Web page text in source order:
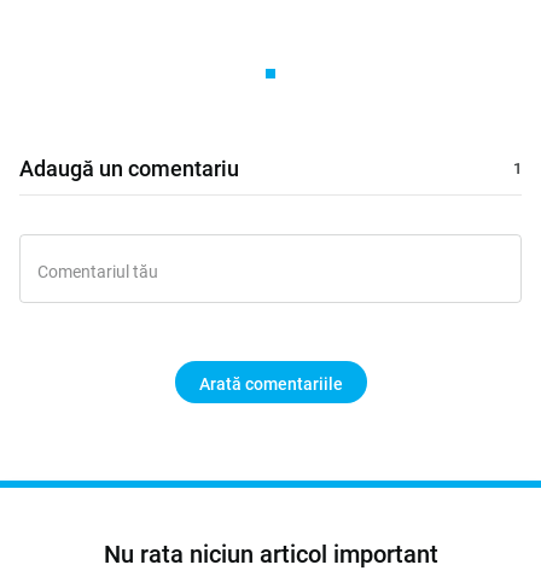
Adaugă un comentariu
Arată comentariile
Nu rata niciun articol important